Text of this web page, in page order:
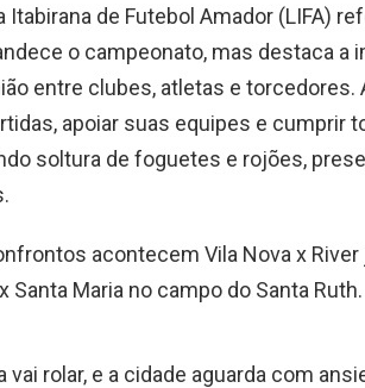
Itabirana de Futebol Amador (LIFA)
o campeonato, mas destaca a
entre clubes, atletas e
apoiar suas equipes e cumprir
soltura de foguetes e rojões,
acontecem Vila Nova x River
Santa Maria no campo do Santa Ruth.
vai rolar, e a cidade aguarda com